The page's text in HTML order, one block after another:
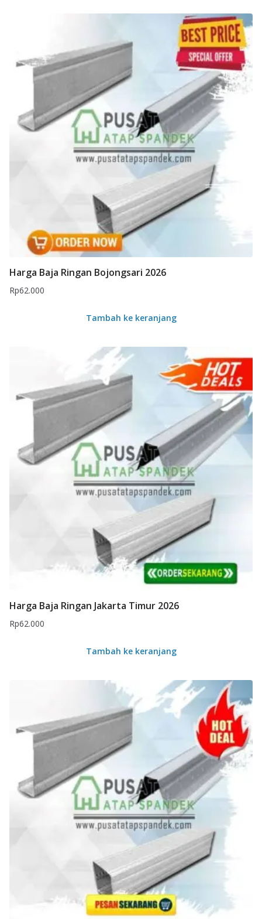
Harga Baja Ringan Bojongsari 2026
Rp62.000
Tambah ke keranjang
Harga Baja Ringan Jakarta Timur 2026
Rp62.000
Tambah ke keranjang